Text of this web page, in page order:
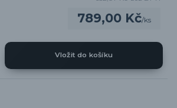
789,00 Kč/ks
Vložit do košíku